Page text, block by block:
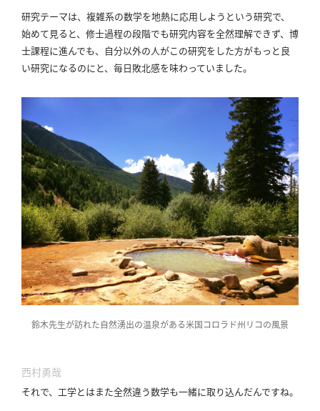
研究テーマは、複雑系の数学を地熱に応用しようという研究で、
始めて見ると、修士過程の段階でも研究内容を全然理解できず、博
士課程に進んでも、自分以外の人がこの研究をした方がもっと良
い研究になるのにと、毎日敗北感を味わっていました。
鈴木先生が訪れた自然湧出の温泉がある米国コロラド州リコの風景
西村勇哉
それで、工学とはまた全然違う数学も一緒に取り込んだんですね。